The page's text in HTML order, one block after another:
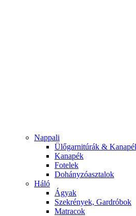
Nappali
Ülőgarnitúrák &
Kanapék
Fotelek
Dohányzóasztalok
Háló
Ágyak
Szekrények, Gardróbok
Matracok